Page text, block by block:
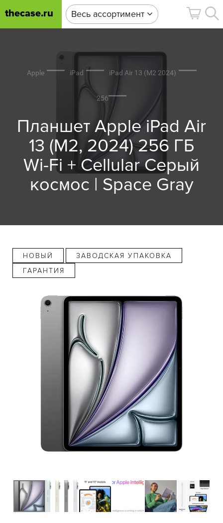
thecase.ru Весь ассортимент
Apple iPad iPad Air 13 (M2 2024)
256
Планшет Apple iPad Air
13 (M2, 2024) 256 ГБ
Wi-Fi + Cellular Cерый
космос | Space Gray
НОВЫЙ
ЗАВОДСКАЯ УПАКОВКА
ГАРАНТИЯ